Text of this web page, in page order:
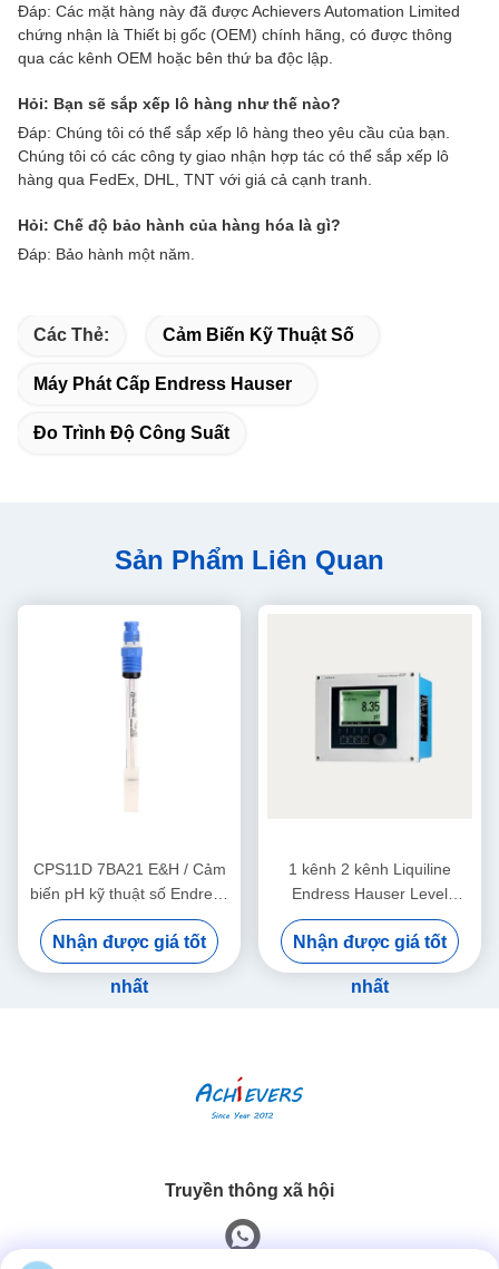
Đáp: Các mặt hàng này đã được Achievers Automation Limited
chứng nhận là Thiết bị gốc (OEM) chính hãng, có được thông
qua các kênh OEM hoặc bên thứ ba độc lập.
Hỏi: Bạn sẽ sắp xếp lô hàng như thế nào?
Đáp: Chúng tôi có thể sắp xếp lô hàng theo yêu cầu của bạn.
Chúng tôi có các công ty giao nhận hợp tác có thể sắp xếp lô
hàng qua FedEx, DHL, TNT với giá cả cạnh tranh.
Hỏi: Chế độ bảo hành của hàng hóa là gì?
Đáp: Bảo hành một năm.
Các Thẻ: Cảm Biến Kỹ Thuật Số
Máy Phát Cấp Endress Hauser
Đo Trình Độ Công Suất
Sản Phẩm Liên Quan
CPS11D 7BA21 E&H / Cảm
biến pH kỹ thuật số Endress
Hauser Instruments Orbisint
12mm bằng thủy tinh PTFE
Nhận được giá tốt
nhất
1 kênh 2 kênh Liquiline
Endress Hauser Level
Transmitter CM442-
AAM1A2F010A+AK
Nhận được giá tốt
nhất
Truyền thông xã hội